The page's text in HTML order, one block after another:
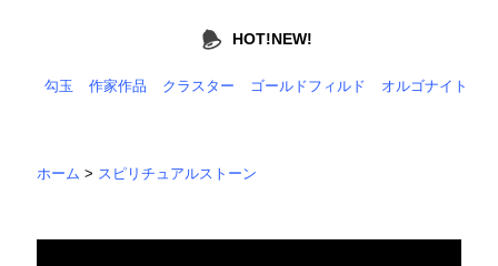
HOT!NEW!
勾玉 作家作品 クラスター ゴールドフィルド オルゴナイト
ホーム > スピリチュアルストーン